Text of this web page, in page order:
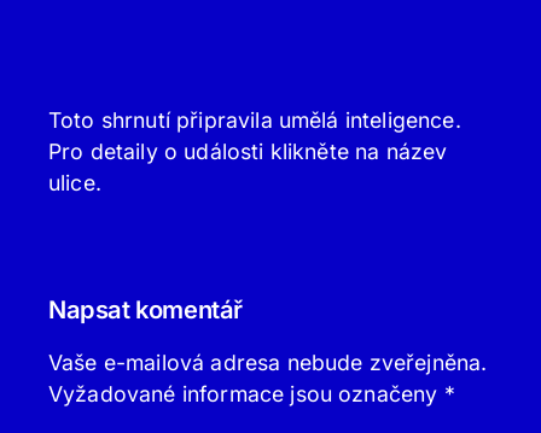
Toto shrnutí připravila umělá inteligence.
Pro detaily o události klikněte na název
ulice.
Napsat komentář
Vaše e-mailová adresa nebude zveřejněna.
Vyžadované informace jsou označeny *